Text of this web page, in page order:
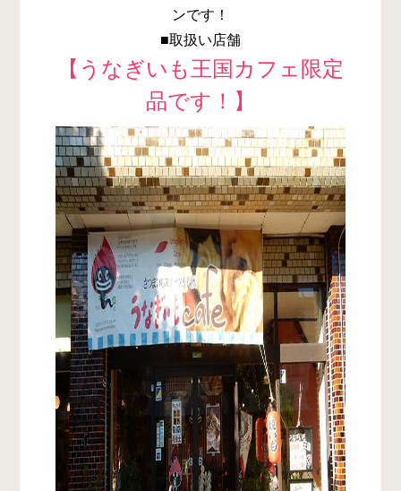
ンです！
■取扱い店舗
【うなぎいも王国カフェ限定
品です！】